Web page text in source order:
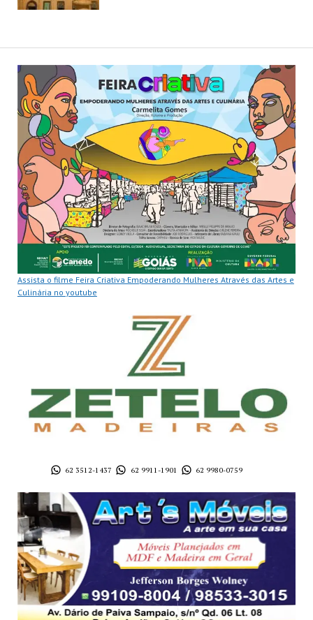
Assista o filme Feira Criativa Empoderando Mulheres Através das Artes e
Culinária no youtube
62 3512-1437 62 9911-1901 62 9980-0759